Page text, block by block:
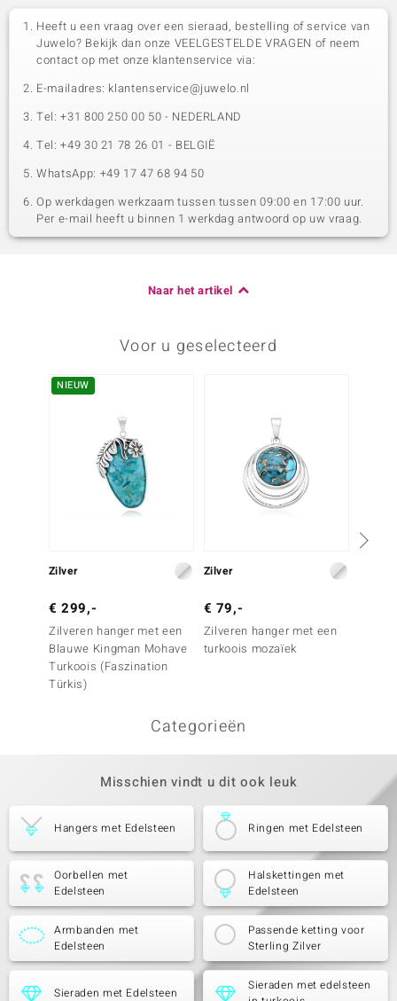
Heeft u een vraag over een sieraad, bestelling of service van
Juwelo? Bekijk dan onze VEELGESTELDE VRAGEN of neem
contact op met onze klantenservice via:
E-mailadres: klantenservice@juwelo.nl
Tel: +31 800 250 00 50 - NEDERLAND
Tel: +49 30 21 78 26 01 - BELGIË
WhatsApp: +49 17 47 68 94 50
Op werkdagen werkzaam tussen tussen 09:00 en 17:00 uur.
Per e-mail heeft u binnen 1 werkdag antwoord op uw vraag.
Naar het artikel
Voor u geselecteerd
NIEUW
Zilver
€ 299,-
Zilveren hanger met een
Blauwe Kingman Mohave
Turkoois (Faszination
Türkis)
Zilver
€ 79,-
Zilveren hanger met een
turkoois mozaïek
Categorieën
Misschien vindt u dit ook leuk
Hangers met Edelsteen Ringen met Edelsteen
Oorbellen met
Edelsteen
Halskettingen met
Edelsteen
Armbanden met
Edelsteen
Passende ketting voor
Sterling Zilver
Sieraden met Edelsteen
Sieraden met edelsteen